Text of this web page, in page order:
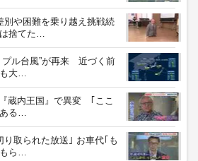
別や困難を乗り越え挑戦続
捨てた…
プル台風”が再来 近づく前
大…
蔵内王国』で異変 ｢ここ
ある…
り取られた放送｣ お車代｢も
もら…